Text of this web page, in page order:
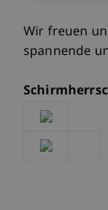
Wir freuen
spannende